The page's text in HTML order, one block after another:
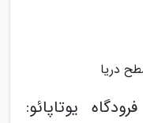
یوتاپائو: